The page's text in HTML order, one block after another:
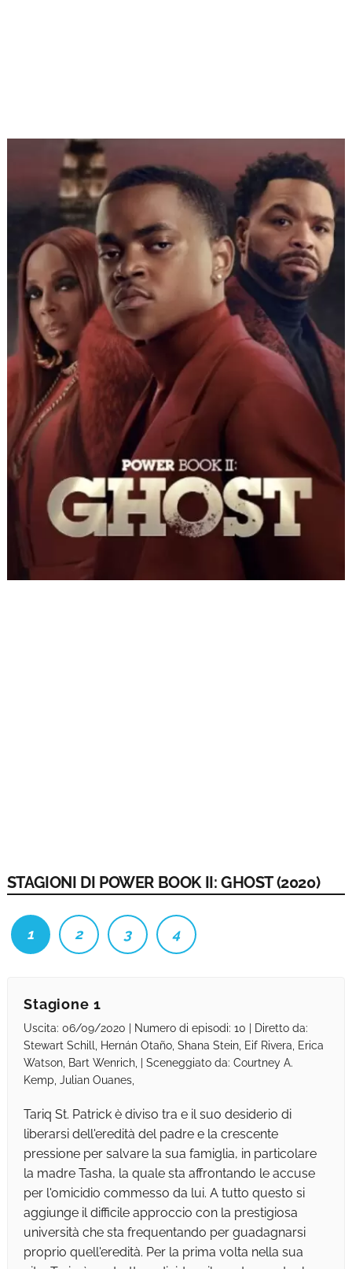
STAGIONI DI POWER BOOK II: GHOST (2020)
1 2 3 4
Stagione 1
Uscita: 06/09/2020 | Numero di episodi: 10 | Diretto da:
Stewart Schill, Hernán Otaño, Shana Stein, Eif Rivera, Erica
Watson, Bart Wenrich, | Sceneggiato da: Courtney A.
Kemp, Julian Ouanes,
Tariq St. Patrick è diviso tra e il suo desiderio di
liberarsi dell'eredità del padre e la crescente
pressione per salvare la sua famiglia, in particolare
la madre Tasha, la quale sta affrontando le accuse
per l'omicidio commesso da lui. A tutto questo si
aggiunge il difficile approccio con la prestigiosa
università che sta frequentando per guadagnarsi
proprio quell'eredità. Per la prima volta nella sua